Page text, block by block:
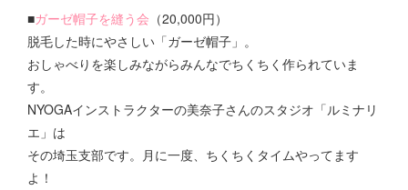
■ガーゼ帽子を縫う会 （20,000円）
脱毛した時にやさしい「ガーゼ帽子」。
おしゃべりを楽しみながらみんなでちくちく作られていま
す。
NYOGAインストラクターの美奈子さんのスタジオ「ルミナリ
エ」は
その埼玉支部です。月に一度、ちくちくタイムやってます
よ！